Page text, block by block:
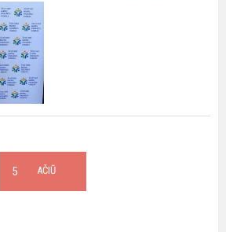
AČIŪ
5